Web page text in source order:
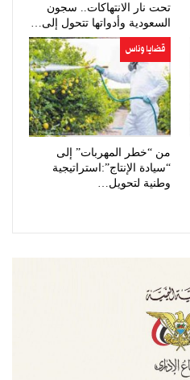
تحت نار الانتهاكات.. سجون
السعودية وأدواتها تتحول إلى…
قضايا وناس
من “خطر المهربات” إلى
“سيادة الإنتاج”:استراتيجية
وطنية لتحويل…